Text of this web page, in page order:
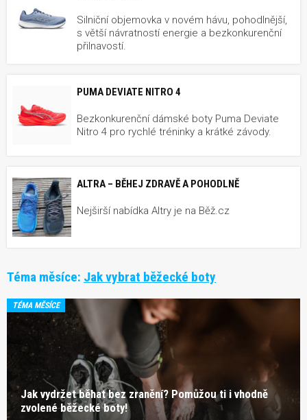
Silniční objemovka v novém hávu, pohodlnější,
s větší návratností energie a bezkonkurenční
přilnavostí.
PUMA DEVIATE NITRO 4
Bezkonkurenční dámské boty Puma Deviate
Nitro 4 pro rychlé tréninky a krátké závody.
ALTRA – BĚHEJ ZDRAVĚ A POHODLNĚ
Nejširší nabídka Altry je na Běž.cz
Téma měsíce: Jak vybrat běžecké boty
TÉMA MĚSÍCE
Jak vydržet běhat bez zranění? Pomůžou ti i vhodně
zvolené běžecké boty!